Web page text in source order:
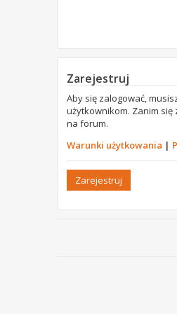
Zarejestruj
Aby się zalogować,
użytkownikom. Zanim
na forum.
Warunki użytkowania |
Zarejestruj